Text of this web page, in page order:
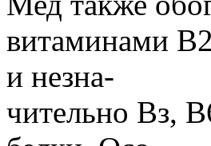
витаминами
и незна-
чительно Вз,